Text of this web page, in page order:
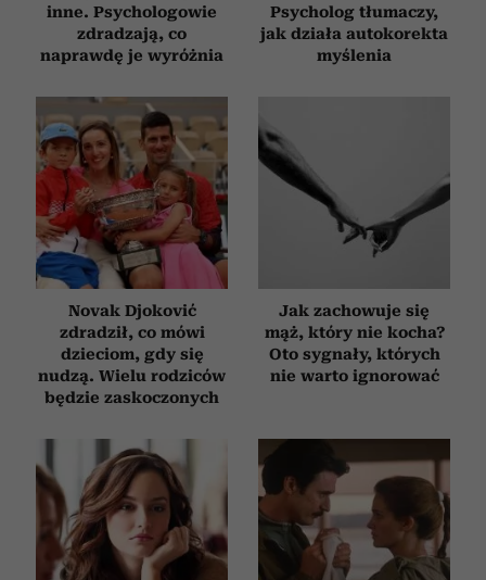
inne. Psychologowie
zdradzają, co
naprawdę je wyróżnia
Psycholog tłumaczy,
jak działa autokorekta
myślenia
Novak Djoković
zdradził, co mówi
dzieciom, gdy się
nudzą. Wielu rodziców
będzie zaskoczonych
Jak zachowuje się
mąż, który nie kocha?
Oto sygnały, których
nie warto ignorować